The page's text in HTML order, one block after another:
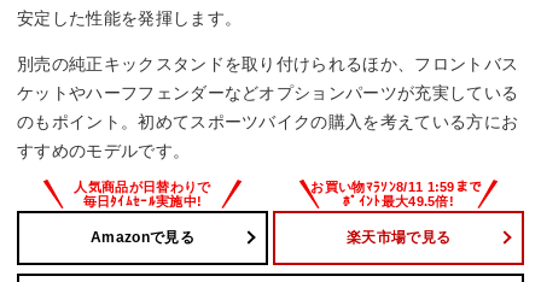
安定した性能を発揮します。
別売の純正キックスタンドを取り付けられるほか、フロントバス
ケットやハーフフェンダーなどオプションパーツが充実している
のもポイント。初めてスポーツバイクの購入を考えている方にお
すすめのモデルです。
Amazonで見る 楽天市場で見る